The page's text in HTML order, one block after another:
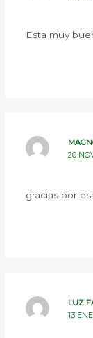
Esta muy
20
gracias por
LUZ
13